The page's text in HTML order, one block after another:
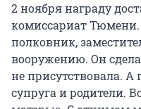
2 ноября награду
комиссариат
полковник,
вооружению. Он
не присутствовала. А
супруга и родители.